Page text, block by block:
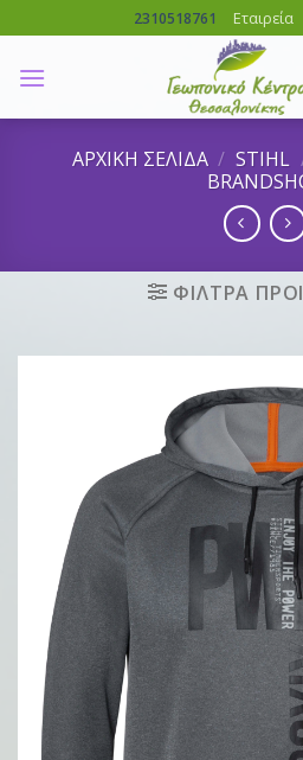
to
content
2310518761 Εταιρεία
ΑΡΧΙΚΗ ΣΕΛΙΔΑ / STIHL
ΦΙΛΤΡΑ